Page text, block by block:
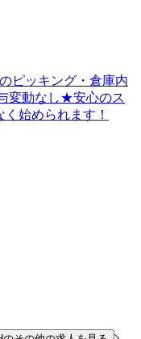
ピッキング・倉庫内
変動なし★安心のス
始められます！